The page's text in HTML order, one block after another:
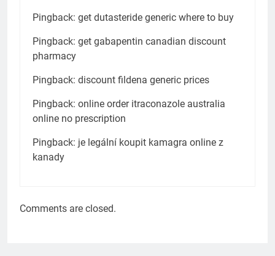
Pingback: get dutasteride generic where to buy
Pingback: get gabapentin canadian discount
pharmacy
Pingback: discount fildena generic prices
Pingback: online order itraconazole australia
online no prescription
Pingback: je legální koupit kamagra online z
kanady
Comments are closed.